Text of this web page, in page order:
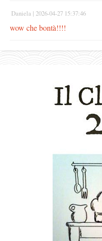
Daniela | 2026-04-27 15:37:46
wow che bontà!!!!